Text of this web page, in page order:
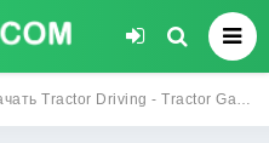
- Tractor Game [МОД: Бесконечные деньги, Монеты и Мега MOD] | Взлом Tractor Driving - Tractor Game на Андроид